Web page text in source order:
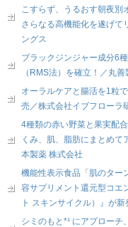
こすらず、うるおす朝夜別
さらなる高機能化を遂げて
ングス
ブラックジンジャー成分6
（RMS法）を確立！／丸
オーラルケアと腸活を1粒
売／株式会社イブフローラ
4種類の赤い野菜と果実配
くみ、肌、脂肪にまとめて
本製薬 株式会社
機能性表示食品「肌のター
容サプリメント還元型コエ
ト スキンサイクル）』が
シミのもと*¹ にアプロー